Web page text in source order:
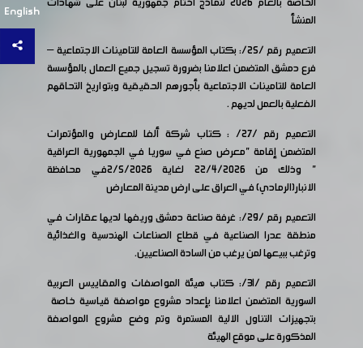
English
المنشأ
التعميم رقم /25/: بكتاب المؤسسة العامة للتامينات الاجتماعية –
فرع دمشق المتضمن اعلامنا بضرورة تسجيل جميع العمال بالمؤسسة
العامة للتامينات الاجتماعية بأجورهم الحقيقية وبتواريخ التحاقهم
الفعلية بالعمل لديهم .
التعميم رقم /27/ : كتاب شركة ألفا للمعارض والمؤتمرات
المتضمن إقامة "معرض صنع في سوريا في الجمهورية العراقية
" وذلك من 22/4/2026 لغاية 2/5/2026في محافظة
الانبار(الرمادي) في العراق على ارض مدينة المعارض
التعميم رقم /29/: غرفة صناعة دمشق وريفها لديها عقارات في
منطقة عدرا الصناعية في قطاع الصناعات الهندسية والغذائية
وترغب ببيعها لمن يرغب من السادة الصناعيين.
التعميم رقم /31/: كتاب هيئة المواصفات والمقاييس العربية
السورية المتضمن اعلامنا بإعداد مشروع مواصفة قياسية خاصة
بتجهيزات التناول الالية المستمرة وتم وضع مشروع المواصفة
المذكورة على موقع الهيئة